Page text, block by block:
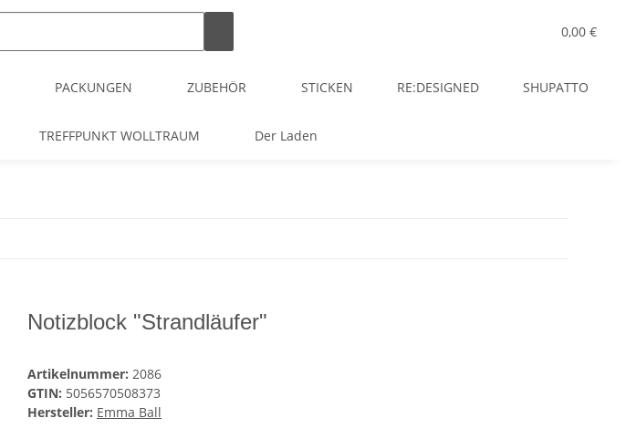
0,00 €
PACKUNGEN ZUBEHÖR STICKEN RE:DESIGNED SHUPATTO
TREFFPUNKT WOLLTRAUM Der Laden
Notizblock "Strandläufer"
Artikelnummer: 2086
GTIN: 5056570508373
Hersteller: Emma Ball